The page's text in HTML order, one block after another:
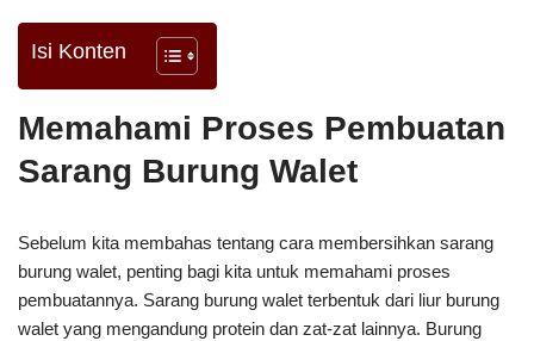
Isi Konten
Memahami Proses Pembuatan
Sarang Burung Walet
Sebelum kita membahas tentang cara membersihkan sarang
burung walet, penting bagi kita untuk memahami proses
pembuatannya. Sarang burung walet terbentuk dari liur burung
walet yang mengandung protein dan zat-zat lainnya. Burung